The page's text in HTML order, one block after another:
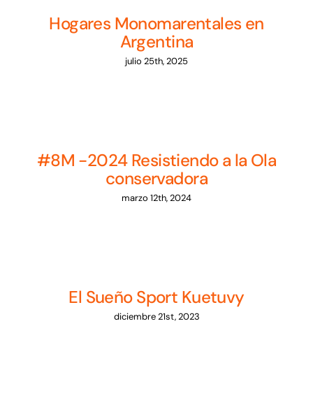
Hogares Monomarentales en
Argentina
julio 25th, 2025
#8M -2024 Resistiendo a la Ola
conservadora
marzo 12th, 2024
El Sueño Sport Kuetuvy
diciembre 21st, 2023